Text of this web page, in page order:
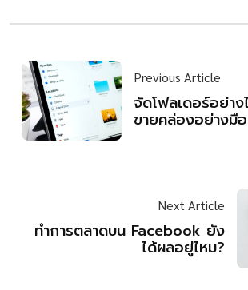
Previous Article
จัดโฟลเดอร์อย่าง
ขายคล่องอย่างมื
Next Article
ทำการตลาดบน Facebook ยัง
ได้ผลอยู่ไหม?